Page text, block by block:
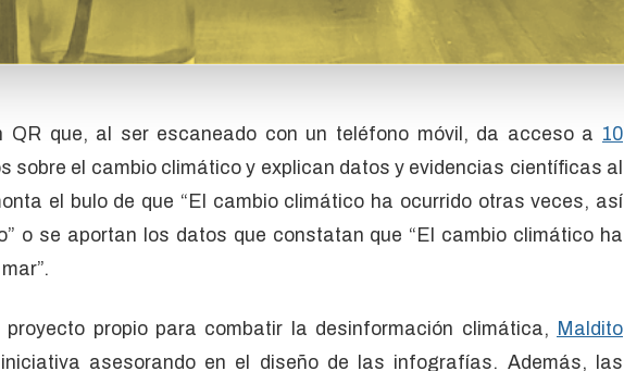
QR que, al ser escaneado con un teléfono móvil, da acceso a 10
sobre el cambio climático y explican datos y evidencias científicas al
el bulo de que “El cambio climático ha ocurrido otras veces, así
o se aportan los datos que constatan que “El cambio climático ha
propio para combatir la desinformación climática, Maldito
asesorando en el diseño de las infografías. Además, las